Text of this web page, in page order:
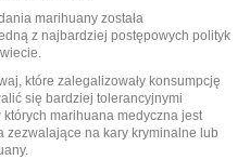
marihuany została
z najbardziej postępowych polityk
które zalegalizowały konsumpcję
się bardziej tolerancyjnymi
marihuana medyczna jest
zezwalające na kary kryminalne lub